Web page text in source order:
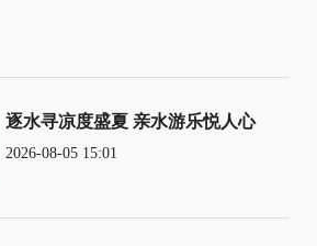
逐水寻凉度盛夏 亲水游乐悦人心
2026-08-05 15:01